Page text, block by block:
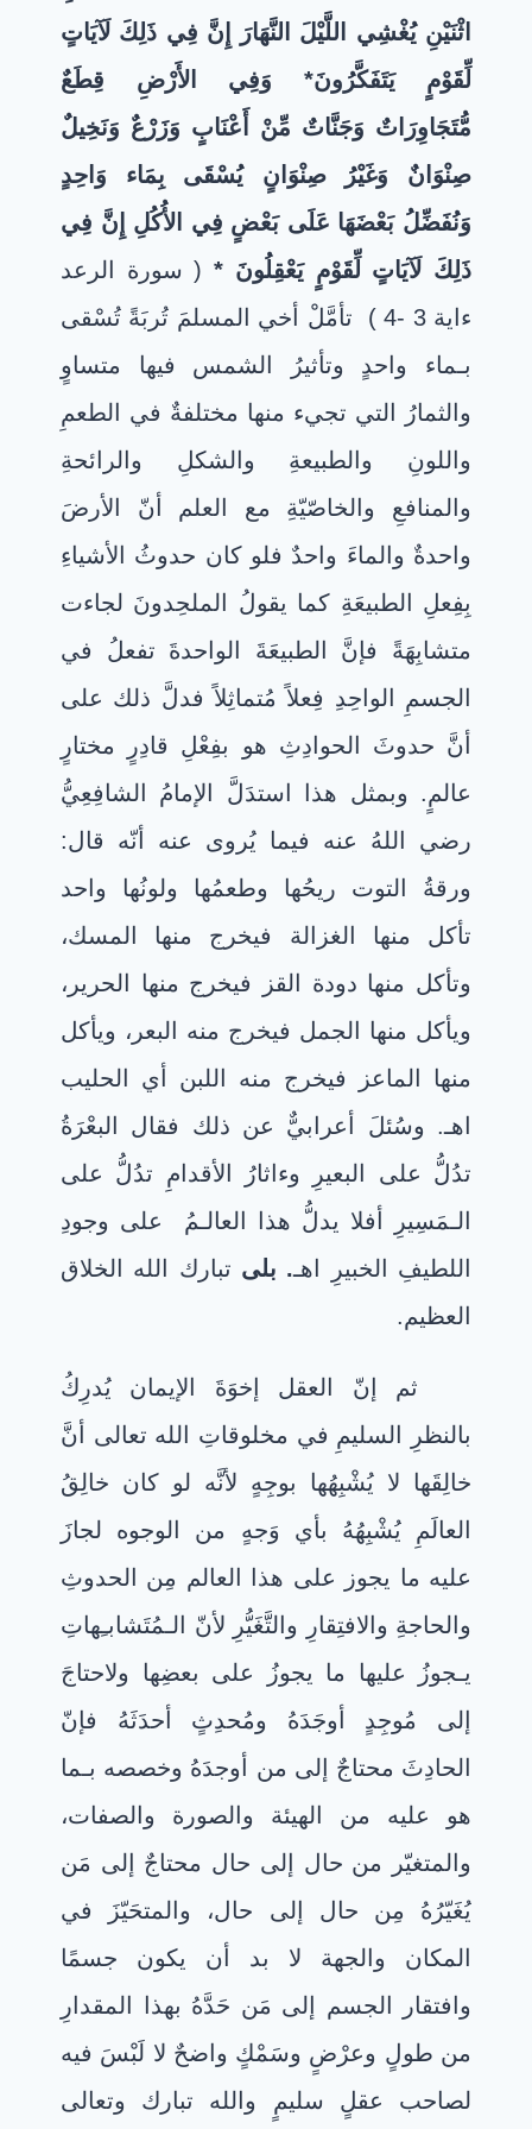
اثْنَيْنِ يُغْشِي اللَّيْلَ النَّهَارَ إِنَّ فِي ذَلِكَ لَآيَاتٍ
لِّقَوْمٍ يَتَفَكَّرُونَ* وَفِي الأَرْضِ قِطَعٌ
مُّتَجَاوِرَاتٌ وَجَنَّاتٌ مِّنْ أَعْنَابٍ وَزَرْعٌ وَنَخِيلٌ
صِنْوَانٌ وَغَيْرُ صِنْوَانٍ يُسْقَى بِمَاء وَاحِدٍ
وَنُفَضِّلُ بَعْضَهَا عَلَى بَعْضٍ فِي الأُكُلِ إِنَّ فِي
ذَلِكَ لَآيَاتٍ لِّقَوْمٍ يَعْقِلُونَ * ( سورة الرعد
ءاية 3 -4 ) تأمَّلْ أخي المسلمَ تُربَةً تُسْقى
بـماء واحدٍ وتأثيرُ الشمس فيها متساوٍ
والثمارُ التي تجيء منها مختلفةٌ في الطعمِ
واللونِ والطبيعةِ والشكلِ والرائحةِ
والمنافعِ والخاصّيّةِ مع العلم أنّ الأرضَ
واحدةٌ والماءَ واحدٌ فلو كان حدوثُ الأشياءِ
بِفِعلِ الطبيعَةِ كما يقولُ الملحِدونَ لجاءت
متشابِهَةً فإنَّ الطبيعَةَ الواحدةَ تفعلُ في
الجسمِ الواحِدِ فِعلاً مُتماثِلاً فدلَّ ذلك على
أنَّ حدوثَ الحوادِثِ هو بفِعْلِ قادِرٍ مختارٍ
عالمٍ. وبمثل هذا استدَلَّ الإمامُ الشافِعِيُّ
رضي اللهُ عنه فيما يُروى عنه أنّه قال:
ورقةُ التوت ريحُها وطعمُها ولونُها واحد
تأكل منها الغزالة فيخرج منها المسك،
وتأكل منها دودة القز فيخرج منها الحرير،
ويأكل منها الجمل فيخرج منه البعر، ويأكل
منها الماعز فيخرج منه اللبن أي الحليب
اهـ. وسُئلَ أعرابيٌّ عن ذلك فقال البعْرَةُ
تدُلُّ على البعيرِ وءاثارُ الأقدامِ تدُلُّ على
الـمَسِيرِ أفلا يدلُّ هذا العالـمُ على وجودِ
اللطيفِ الخبيرِ اهـ. بلى تبارك الله الخلاق
العظيم.
ثم إنّ العقل إخوَةَ الإيمان يُدرِكُ
بالنظرِ السليمِ في مخلوقاتِ الله تعالى أنَّ
خالِقَها لا يُشْبِهُها بوجِهٍ لأنَّه لو كان خالِقُ
العالَمِ يُشْبِهُهُ بأي وَجهٍ من الوجوه لجازَ
عليه ما يجوز على هذا العالم مِن الحدوثِ
والحاجةِ والافتِقارِ والتَّغَيُّرِ لأنّ الـمُتَشابـِهاتِ
يـجوزُ عليها ما يجوزُ على بعضِها ولاحتاجَ
إلى مُوجِدٍ أوجَدَهُ ومُحدِثٍ أحدَثَهُ فإنّ
الحادِثَ محتاجٌ إلى من أوجدَهُ وخصصه بـما
هو عليه من الهيئة والصورة والصفات،
والمتغيّر من حال إلى حال محتاجٌ إلى مَن
يُغَيّرُهُ مِن حال إلى حال، والمتحَيّزَ في
المكان والجهة لا بد أن يكون جسمًا
وافتقار الجسم إلى مَن حَدَّهُ بهذا المقدارِ
من طولٍ وعرْضٍ وسَمْكٍ واضحٌ لا لَبْسَ فيه
لصاحب عقلٍ سليمٍ والله تبارك وتعالى